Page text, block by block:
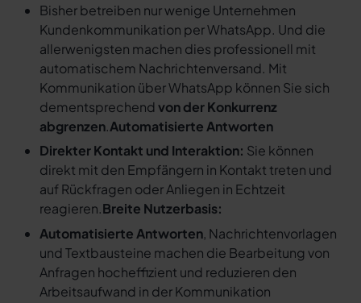
Bisher betreiben nur wenige Unternehmen
Kundenkommunikation per WhatsApp. Und die
allerwenigsten machen dies professionell mit
automatischem Nachrichtenversand. Mit
Kommunikation über WhatsApp können Sie sich
dementsprechendvon der Konkurrenz
abgrenzen.Automatisierte Antworten
Direkter Kontakt und Interaktion: Sie können
direkt mit den Empfängern in Kontakt treten und
auf Rückfragen oder Anliegen in Echtzeit
reagieren.Breite Nutzerbasis:
Automatisierte Antworten, Nachrichtenvorlagen
und Textbausteine machen die Bearbeitung von
Anfragen hocheffizient und reduzieren den
Arbeitsaufwand in der Kommunikation